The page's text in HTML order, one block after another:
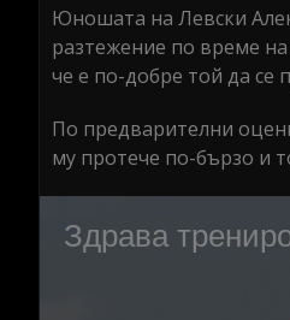
Юношата на Левски
разтежение по време
че е по-добре той да се
По предварителни
му протече по-бързо и